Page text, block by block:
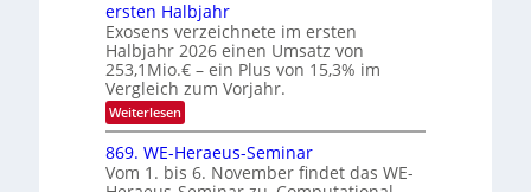
I
O
N
2
0
2
6
r
o
n
i
k
-
u
n
n
d
i
e
K
I
m
i
t
d
e
ersten Halbjahr
Exosens verzeichnete im ersten
Halbjahr 2026 einen Umsatz von
253,1Mio.€ – ein Plus von 15,3% im
Vergleich zum Vorjahr.
Weiterlesen:
E
x
o
s
869. WE-Heraeus-Seminar
Vom 1. bis 6. November findet das WE-